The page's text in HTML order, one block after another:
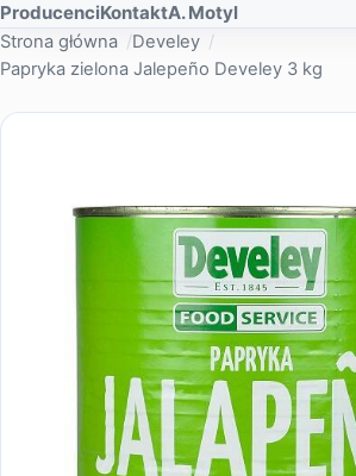
ProducenciKontaktA. Motyl
Strona główna
Develey
Papryka zielona Jalepeño Develey 3 kg